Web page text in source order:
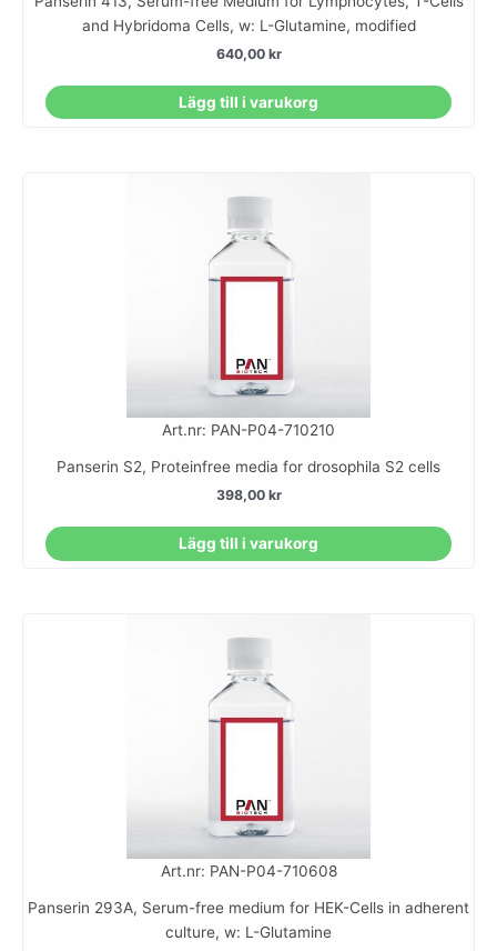
and Hybridoma Cells, w: L-Glutamine, modified
640,00 kr
Lägg till i varukorg
Art.nr: PAN-P04-710210
Panserin S2, Proteinfree media for drosophila S2 cells
398,00 kr
Lägg till i varukorg
Art.nr: PAN-P04-710608
Panserin 293A, Serum-free medium for HEK-Cells in adherent
culture, w: L-Glutamine